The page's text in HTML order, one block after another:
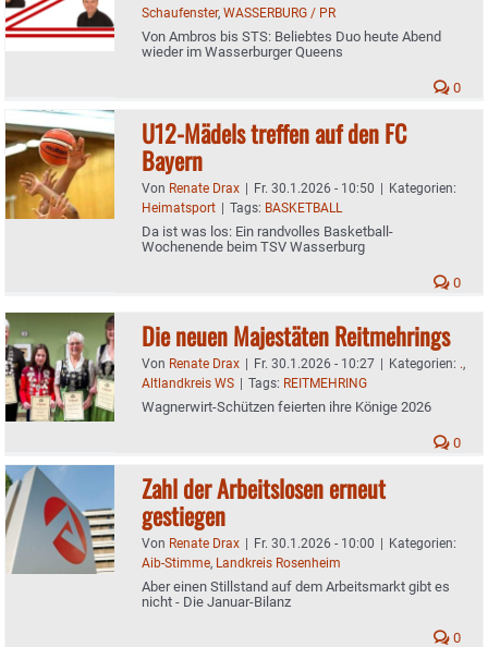
Schaufenster, WASSERBURG / PR
Von Ambros bis STS: Beliebtes Duo heute Abend
wieder im Wasserburger Queens
0
U12-Mädels treffen auf den FC
Bayern
Von Renate Drax | Fr. 30.1.2026 - 10:50 | Kategorien:
Heimatsport | Tags: BASKETBALL
Da ist was los: Ein randvolles Basketball-
Wochenende beim TSV Wasserburg
0
Die neuen Majestäten Reitmehrings
Von Renate Drax | Fr. 30.1.2026 - 10:27 | Kategorien: .,
Altlandkreis WS | Tags: REITMEHRING
Wagnerwirt-Schützen feierten ihre Könige 2026
0
Zahl der Arbeitslosen erneut
gestiegen
Von Renate Drax | Fr. 30.1.2026 - 10:00 | Kategorien:
Aib-Stimme, Landkreis Rosenheim
Aber einen Stillstand auf dem Arbeitsmarkt gibt es
nicht - Die Januar-Bilanz
0